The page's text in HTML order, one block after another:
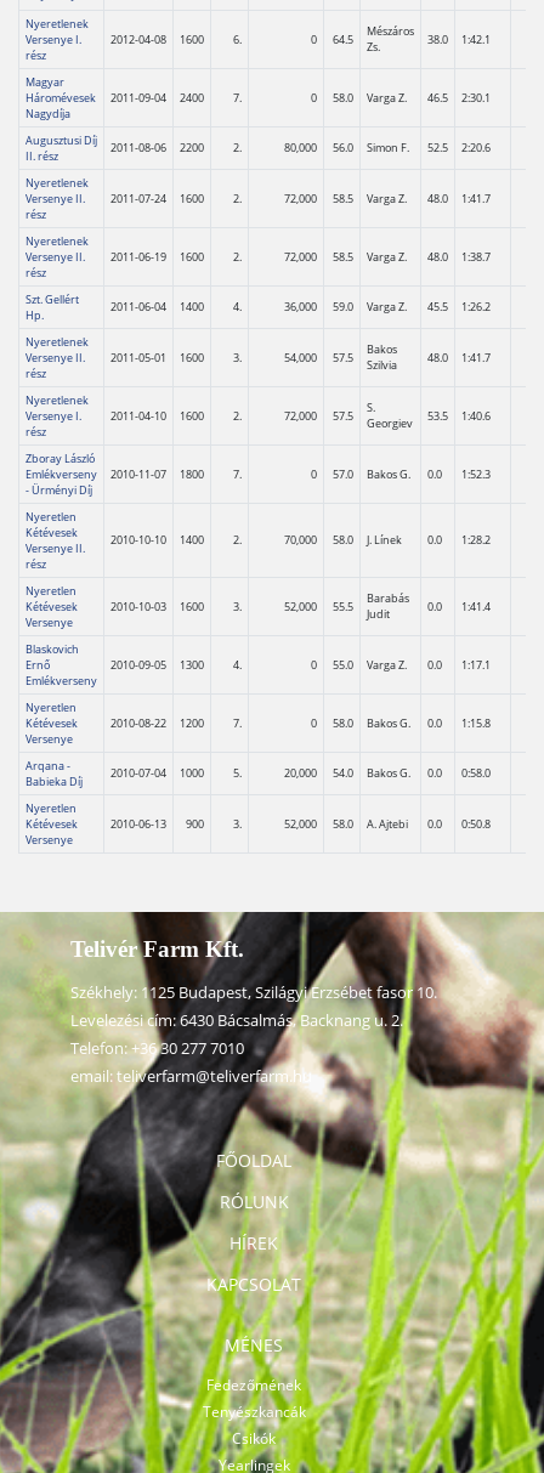
Nyeretlenek
Versenye I.
rész
2012-04-08 1600 6. 0 64.5
Mészáros
Zs.
38.0 1:42.1
Magyar
Háromévesek
Nagydíja
2011-09-04 2400 7. 0 58.0 Varga Z. 46.5 2:30.1
Augusztusi Díj
II. rész
2011-08-06 2200 2. 80,000 56.0 Simon F. 52.5 2:20.6
Nyeretlenek
Versenye II.
rész
2011-07-24 1600 2. 72,000 58.5 Varga Z. 48.0 1:41.7
Nyeretlenek
Versenye II.
rész
2011-06-19 1600 2. 72,000 58.5 Varga Z. 48.0 1:38.7
Szt. Gellért
Hp.
2011-06-04 1400 4. 36,000 59.0 Varga Z. 45.5 1:26.2
Nyeretlenek
Versenye II.
rész
2011-05-01 1600 3. 54,000 57.5
Bakos
Szilvia
48.0 1:41.7
Nyeretlenek
Versenye I.
rész
2011-04-10 1600 2. 72,000 57.5
S.
Georgiev
53.5 1:40.6
Zboray László
Emlékverseny
- Ürményi Díj
2010-11-07 1800 7. 0 57.0 Bakos G. 0.0 1:52.3
Nyeretlen
Kétévesek
Versenye II.
rész
2010-10-10 1400 2. 70,000 58.0 J. Línek 0.0 1:28.2
Nyeretlen
Kétévesek
Versenye
2010-10-03 1600 3. 52,000 55.5
Barabás
Judit
0.0 1:41.4
Blaskovich
Ernő
Emlékverseny
2010-09-05 1300 4. 0 55.0 Varga Z. 0.0 1:17.1
Nyeretlen
Kétévesek
Versenye
2010-08-22 1200 7. 0 58.0 Bakos G. 0.0 1:15.8
Arqana -
Babieka Díj
2010-07-04 1000 5. 20,000 54.0 Bakos G. 0.0 0:58.0
Nyeretlen
Kétévesek
Versenye
2010-06-13 900 3. 52,000 58.0 A. Ajtebi 0.0 0:50.8
FŐOLDAL
RÓLUNK
HÍREK
KAPCSOLAT
MÉNES
Fedezőmének
Tenyészkancák
Csikók
Yearlingek
Telivér Farm Kft.
Székhely: 1125 Budapest, Szilágyi Erzsébet fasor 10.
Levelezési cím: 6430 Bácsalmás, Backnang u. 2.
Telefon:+36 30 277 7010
email:teliverfarm@teliverfarm.hu